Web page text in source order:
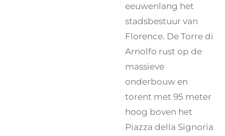
eeuwenlang het
stadsbestuur van
Florence. De Torre di
Arnolfo rust op de
massieve
onderbouw en
torent met 95 meter
hoog boven het
Piazza della Signoria